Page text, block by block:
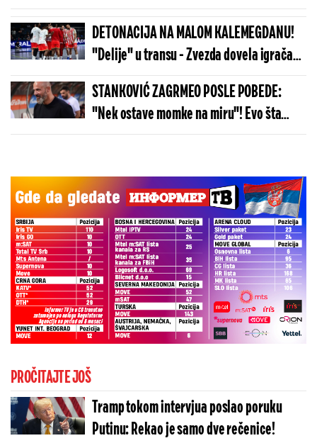
Upereno je nešto razorno
DETONACIJA NA MALOM KALEMEGDANU!
"Delije" u transu - Zvezda dovela igrača
Real Madrida!
STANKOVIĆ ZAGRMEO POSLE POBEDE:
"Nek ostave momke na miru"! Evo šta
kaže o isključenju golmana!
PROČITAJTE JOŠ
Tramp tokom intervjua poslao poruku
Putinu: Rekao je samo dve rečenice!